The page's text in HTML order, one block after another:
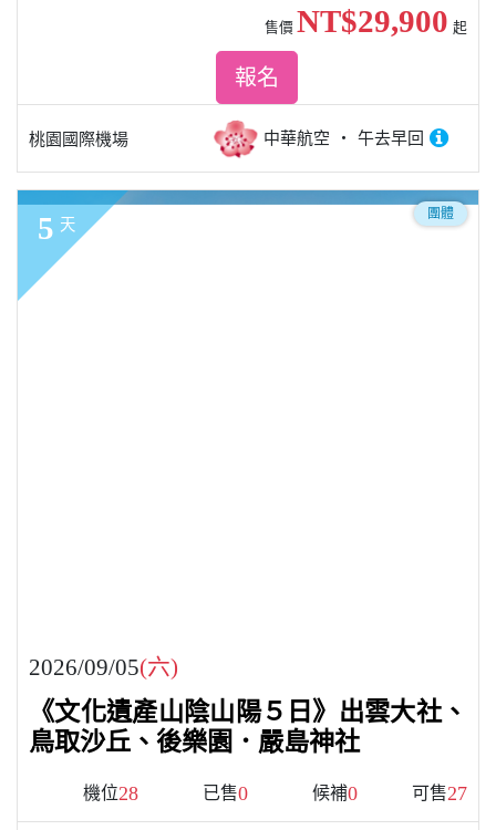
桃園國際機場 中華航空 午去早回
售價 NT$29,900 起
報名
5 天
團體
2026/09/05(六)
《文化遺產山陰山陽５日》出雲大社、
鳥取沙丘、後樂園．嚴島神社
機位28 已售0 候補0 可售27